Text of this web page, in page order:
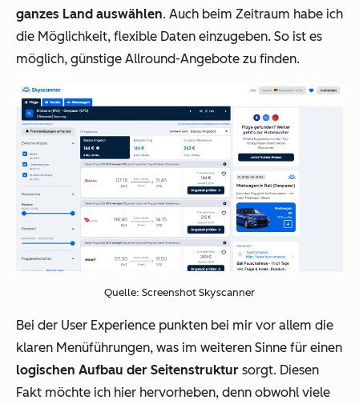
ganzes Land auswählen. Auch beim Zeitraum habe ich
die Möglichkeit, flexible Daten einzugeben. So ist es
möglich, günstige Allround-Angebote zu finden.
Quelle: Screenshot Skyscanner
Bei der User Experience punkten bei mir vor allem die
klaren Menüführungen, was im weiteren Sinne für einen
logischen Aufbau der Seitenstruktur sorgt. Diesen
Fakt möchte ich hier hervorheben, denn obwohl viele